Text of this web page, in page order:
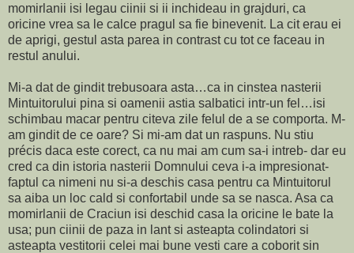
momirlanii isi legau ciinii si ii inchideau in grajduri, ca
oricine vrea sa le calce pragul sa fie binevenit. La cit erau ei
de aprigi, gestul asta parea in contrast cu tot ce faceau in
restul anului.
Mi-a dat de gindit trebusoara asta…ca in cinstea nasterii
Mintuitorului pina si oamenii astia salbatici intr-un fel…isi
schimbau macar pentru citeva zile felul de a se comporta. M-
am gindit de ce oare? Si mi-am dat un raspuns. Nu stiu
précis daca este corect, ca nu mai am cum sa-i intreb- dar eu
cred ca din istoria nasterii Domnului ceva i-a impresionat-
faptul ca nimeni nu si-a deschis casa pentru ca Mintuitorul
sa aiba un loc cald si confortabil unde sa se nasca. Asa ca
momirlanii de Craciun isi deschid casa la oricine le bate la
usa; pun ciinii de paza in lant si asteapta colindatori si
asteapta vestitorii celei mai bune vesti care a coborit sin